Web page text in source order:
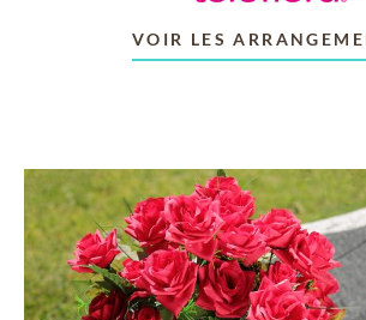
VOIR LES